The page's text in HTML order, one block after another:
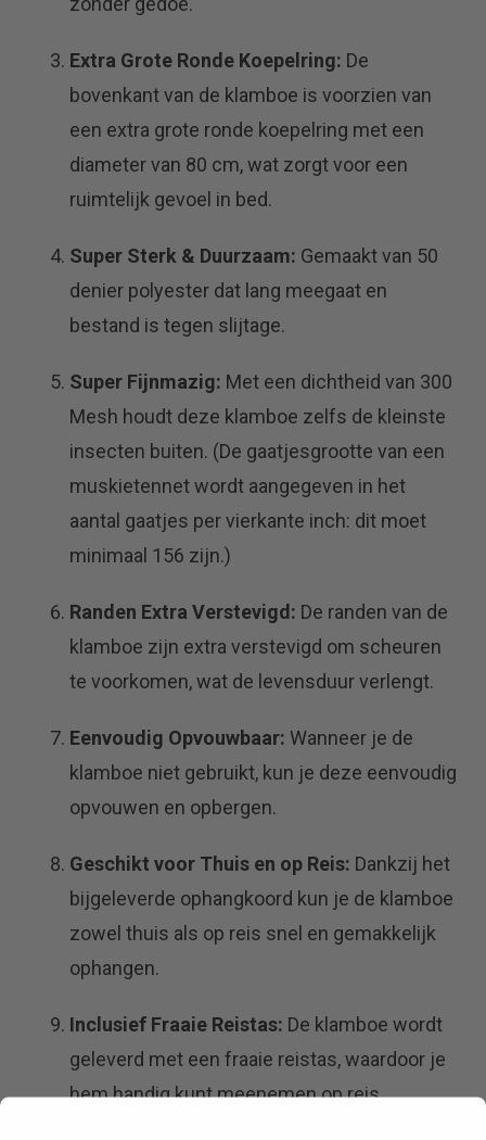
Extra Grote Ronde Koepelring: De
bovenkant van de klamboe is voorzien van
een extra grote ronde koepelring met een
diameter van 80 cm, wat zorgt voor een
ruimtelijk gevoel in bed.
Super Sterk & Duurzaam: Gemaakt van 50
denier polyester dat lang meegaat en
bestand is tegen slijtage.
Super Fijnmazig: Met een dichtheid van 300
Mesh houdt deze klamboe zelfs de kleinste
insecten buiten. (De gaatjesgrootte van een
muskietennet wordt aangegeven in het
aantal gaatjes per vierkante inch: dit moet
minimaal 156 zijn.)
Randen Extra Verstevigd: De randen van de
klamboe zijn extra verstevigd om scheuren
te voorkomen, wat de levensduur verlengt.
Eenvoudig Opvouwbaar: Wanneer je de
klamboe niet gebruikt, kun je deze eenvoudig
opvouwen en opbergen.
Geschikt voor Thuis en op Reis: Dankzij het
bijgeleverde ophangkoord kun je de klamboe
zowel thuis als op reis snel en gemakkelijk
ophangen.
Inclusief Fraaie Reistas: De klamboe wordt
geleverd met een fraaie reistas, waardoor je
hem handig kunt meenemen op reis.